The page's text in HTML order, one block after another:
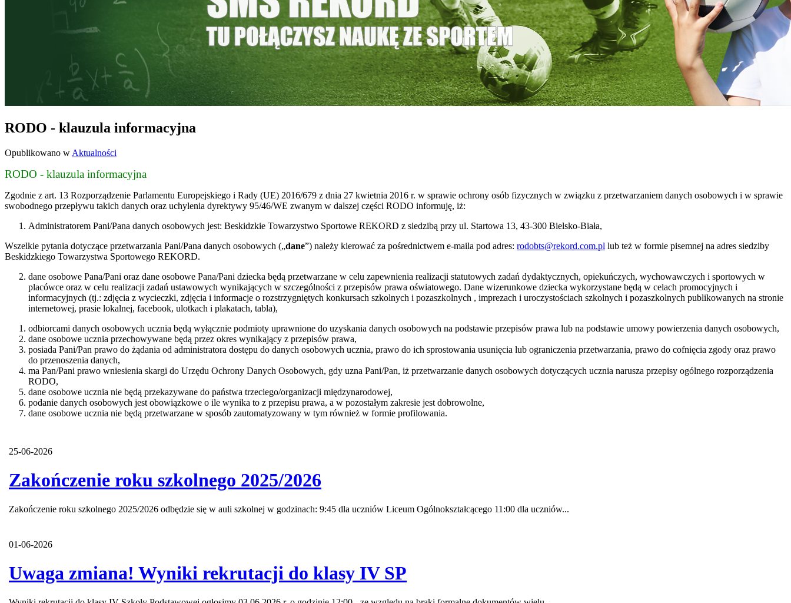
RODO - klauzula informacyjna
Opublikowano w Aktualności
RODO - klauzula informacyjna
Zgodnie z art. 13 Rozporządzenie Parlamentu Europejskiego i Rady (UE) 2016/679 z dnia 27 kwietnia 2016 r. w sprawie ochrony osób fizycznych w związku z przetwarzaniem danych osobowych i w sprawie
swobodnego przepływu takich danych oraz uchylenia dyrektywy 95/46/WE zwanym w dalszej części RODO informuję, iż:
Administratorem Pani/Pana danych osobowych jest: Beskidzkie Towarzystwo Sportowe REKORD z siedzibą przy ul. Startowa 13, 43-300 Bielsko-Biała,
Wszelkie pytania dotyczące przetwarzania Pani/Pana danych osobowych („dane”) należy kierować za pośrednictwem e-maila pod adres: rodobts@rekord.com.pl lub też w formie pisemnej na adres siedziby
Beskidzkiego Towarzystwa Sportowego REKORD.
dane osobowe Pana/Pani oraz dane osobowe Pana/Pani dziecka będą przetwarzane w celu zapewnienia realizacji statutowych zadań dydaktycznych, opiekuńczych, wychowawczych i sportowych w
placówce oraz w celu realizacji zadań ustawowych wynikających w szczególności z przepisów prawa oświatowego. Dane wizerunkowe dziecka wykorzystane będą w celach promocyjnych i
informacyjnych (tj.: zdjęcia z wycieczki, zdjęcia i informacje o rozstrzygniętych konkursach szkolnych i pozaszkolnych , imprezach i uroczystościach szkolnych i pozaszkolnych publikowanych na stronie
internetowej, prasie lokalnej, facebook, ulotkach i plakatach, tabla),
odbiorcami danych osobowych ucznia będą wyłącznie podmioty uprawnione do uzyskania danych osobowych na podstawie przepisów prawa lub na podstawie umowy powierzenia danych osobowych,
dane osobowe ucznia przechowywane będą przez okres wynikający z przepisów prawa,
posiada Pani/Pan prawo do żądania od administratora dostępu do danych osobowych ucznia, prawo do ich sprostowania usunięcia lub ograniczenia przetwarzania, prawo do cofnięcia zgody oraz prawo
do przenoszenia danych,
ma Pan/Pani prawo wniesienia skargi do Urzędu Ochrony Danych Osobowych, gdy uzna Pani/Pan, iż przetwarzanie danych osobowych dotyczących ucznia narusza przepisy ogólnego rozporządzenia
RODO,
dane osobowe ucznia nie będą przekazywane do państwa trzeciego/organizacji międzynarodowej,
podanie danych osobowych jest obowiązkowe o ile wynika to z przepisu prawa, a w pozostałym zakresie jest dobrowolne,
dane osobowe ucznia nie będą przetwarzane w sposób zautomatyzowany w tym również w formie profilowania.
25-06-2026
Zakończenie roku szkolnego 2025/2026
Zakończenie roku szkolnego 2025/2026 odbędzie się w auli szkolnej w godzinach: 9:45 dla uczniów Liceum Ogólnokształcącego 11:00 dla uczniów...
01-06-2026
Uwaga zmiana! Wyniki rekrutacji do klasy IV SP